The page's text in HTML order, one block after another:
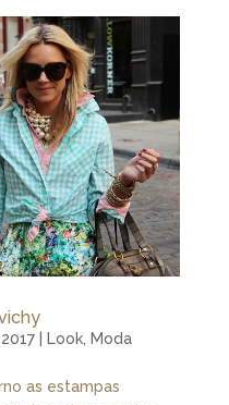
| Look, Moda
as estampas